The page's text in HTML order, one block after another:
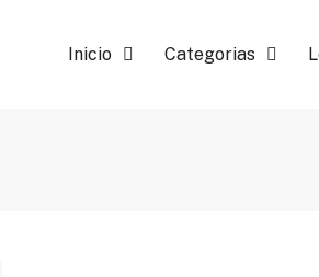
Inicio Categorias